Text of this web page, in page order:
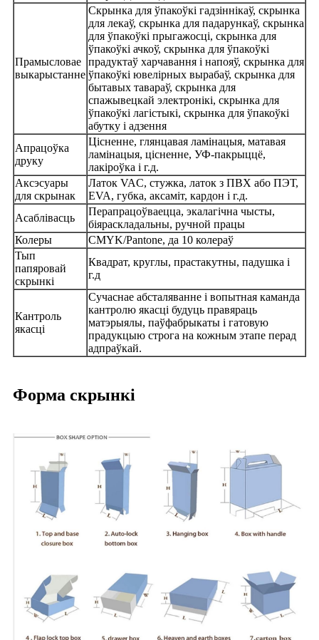
Прамысловае
выкарыстанне
Скрынка для ўпакоўкі гадзіннікаў, скрынка
для лекаў, скрынка для падарункаў, скрынка
для ўпакоўкі прыгажосці, скрынка для
ўпакоўкі ачкоў, скрынка для ўпакоўкі
прадуктаў харчавання і напояў, скрынка для
ўпакоўкі ювелірных вырабаў, скрынка для
бытавых тавараў, скрынка для
спажывецкай электронікі, скрынка для
ўпакоўкі лагістыкі, скрынка для ўпакоўкі
абутку і адзення
Апрацоўка
друку
Цісненне, глянцавая ламінацыя, матавая
ламінацыя, цісненне, УФ-пакрыццё,
лакіроўка і г.д.
Аксэсуары
для скрынак
Латок VAC, стужка, латок з ПВХ або ПЭТ,
EVA, губка, аксаміт, кардон і г.д.
Асаблівасць
Перапрацоўваецца, экалагічна чысты,
біяраскладальны, ручной працы
Колеры
CMYK/Pantone, да 10 колераў
Тып
папяровай
скрынкі
Квадрат, круглы, прастакутны, падушка і
г.д
Кантроль
якасці
Сучаснае абсталяванне і вопытная каманда
кантролю якасці будуць правяраць
матэрыялы, паўфабрыкаты і гатовую
прадукцыю строга на кожным этапе перад
адпраўкай.
Форма скрынкі